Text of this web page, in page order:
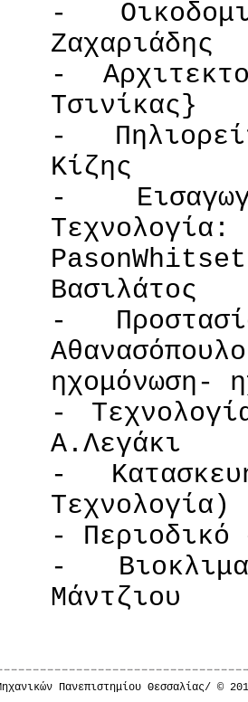
-
Ζαχαριάδης
-
Τσινίκας}
-
Κίζης
-
Βασιλάτος
-
ηχομόνωση-
-
Α.Λεγάκι
-
- Περιοδικό
-
Μάντζιου
Πανεπιστημίου Θεσσαλίας/ ©